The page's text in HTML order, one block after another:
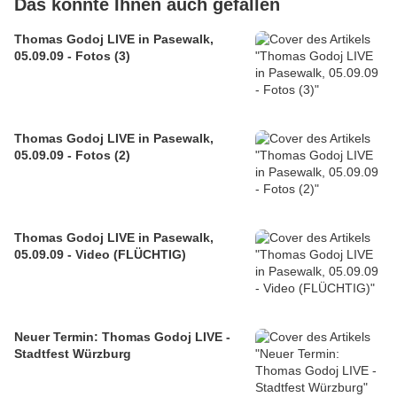
Das könnte Ihnen auch gefallen
Thomas Godoj LIVE in Pasewalk,
05.09.09 - Fotos (3)
Thomas Godoj LIVE in Pasewalk,
05.09.09 - Fotos (2)
Thomas Godoj LIVE in Pasewalk,
05.09.09 - Video (FLÜCHTIG)
Neuer Termin: Thomas Godoj LIVE -
Stadtfest Würzburg